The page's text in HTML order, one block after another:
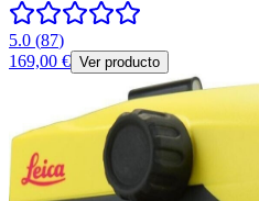
5.0 (87)
169,00 € Ver producto